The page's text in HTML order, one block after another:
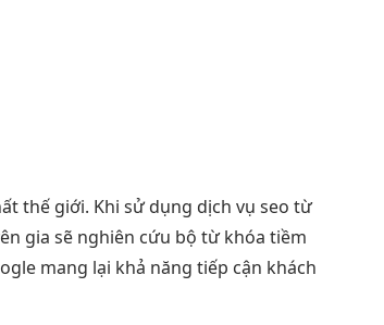
thế giới. Khi sử dụng dịch vụ seo từ
gia sẽ nghiên cứu bộ từ khóa tiềm
mang lại khả năng tiếp cận khách